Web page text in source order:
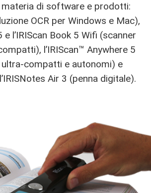
di software e prodotti:
OCR per Windows e Mac),
e l’IRIScan Book 5 Wifi (scanner
l’IRIScan™ Anywhere 5
ultra-compatti e autonomi) e
Air 3 (penna digitale).